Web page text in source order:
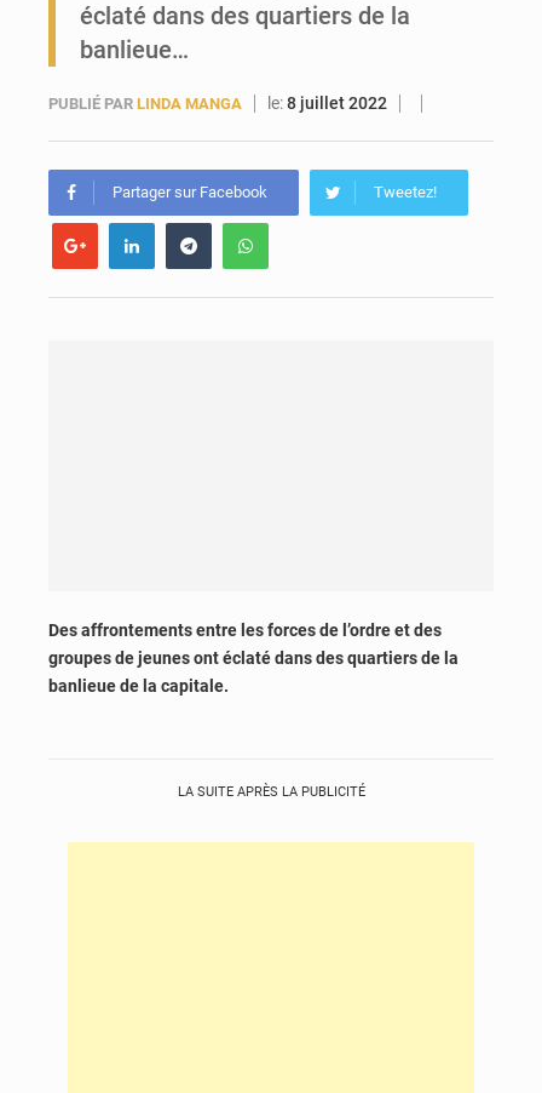
éclaté dans des quartiers de la
banlieue…
PUBLIÉ PAR LINDA MANGA le:8 juillet 2022
Partager sur Facebook Tweetez!
Des affrontements entre les forces de l’ordre et des
groupes de jeunes ont éclaté dans des quartiers de la
banlieue de la capitale.
LA SUITE APRÈS LA PUBLICITÉ